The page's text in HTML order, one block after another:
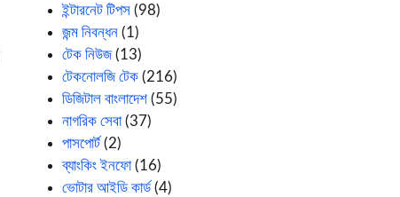
ইন্টারনেট টিপস (98)
জন্ম নিবন্ধন (1)
টেক নিউজ(13)
টেকনোলজি টেক (216)
ডিজিটাল বাংলাদেশ (55)
নাগরিক সেবা(37)
পাসপোর্ট (2)
ব্যাংকিং ইনফো(16)
ভোটার আইডি কার্ড (4)